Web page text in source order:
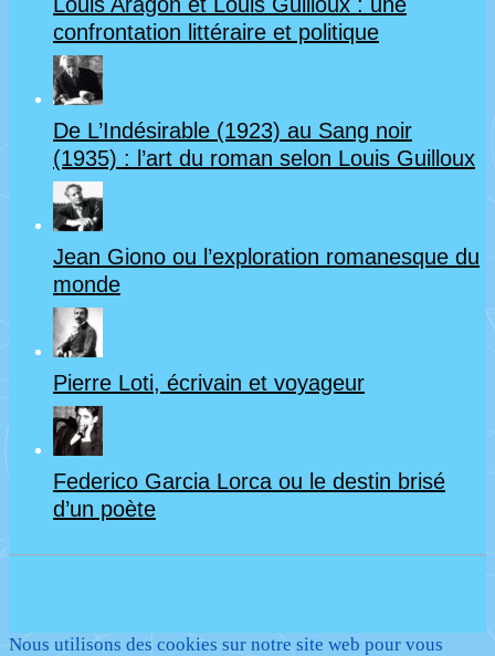
L’Âge
d’homme
(1939)
de
Michel
Leiris
(UTL
de
Blois,
41)
confrontation littéraire et politique
De L’Indésirable (1923) au Sang noir
(1935) : l’art du roman selon Louis Guilloux
Jean Giono ou l’exploration romanesque du
monde
Pierre Loti, écrivain et voyageur
Federico Garcia Lorca ou le destin brisé
d’un poète
Nous utilisons des cookies sur notre site web pour vous